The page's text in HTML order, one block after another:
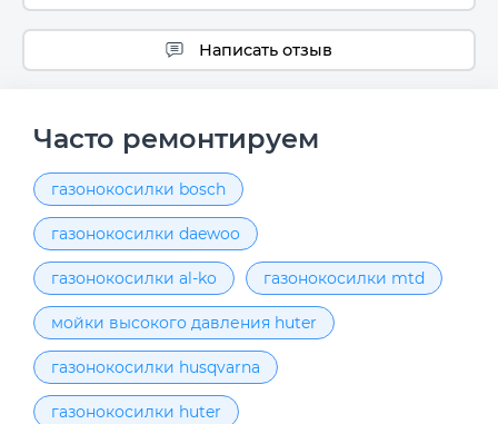
Написать отзыв
Часто ремонтируем
газонокосилки bosch
газонокосилки daewoo
газонокосилки al-ko газонокосилки mtd
мойки высокого давления huter
газонокосилки husqvarna
газонокосилки huter